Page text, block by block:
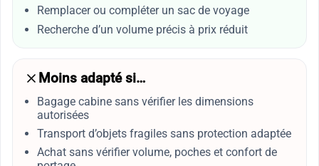
Remplacer ou compléter un sac de voyage
Recherche d’un volume précis à prix réduit
Moins adapté si…
Bagage cabine sans vérifier les dimensions
autorisées
Transport d’objets fragiles sans protection adaptée
Achat sans vérifier volume, poches et confort de